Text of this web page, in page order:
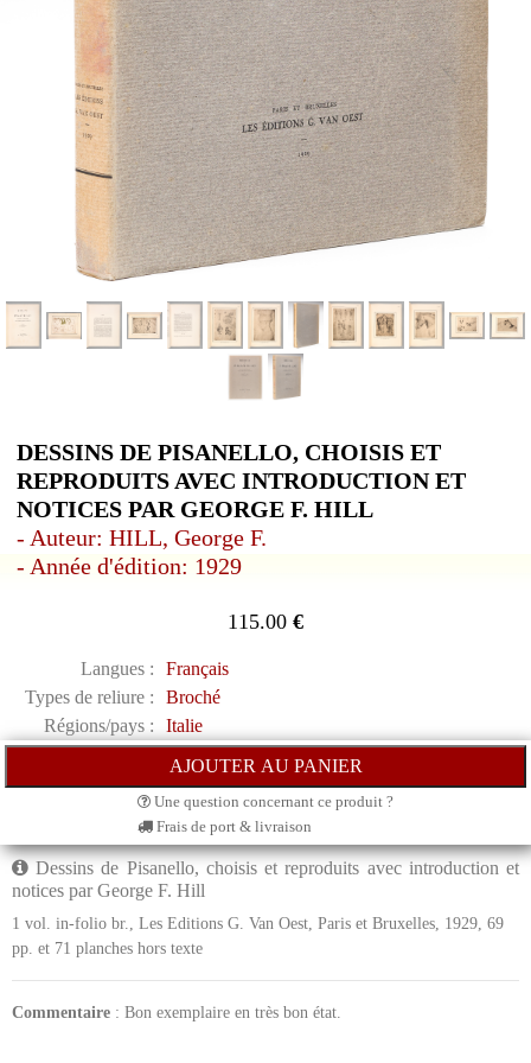
DESSINS DE PISANELLO, CHOISIS ET
REPRODUITS AVEC INTRODUCTION ET
NOTICES PAR GEORGE F. HILL
- Auteur: HILL, George F.
- Année d'édition: 1929
115.00 €
Langues :
Français
Types de reliure :
Broché
Régions/pays :
Italie
Une question concernant ce produit ?
Frais de port & livraison
Dessins de Pisanello, choisis et reproduits avec introduction et
notices par George F. Hill
1 vol. in-folio br., Les Editions G. Van Oest, Paris et Bruxelles, 1929, 69
pp. et 71 planches hors texte
Commentaire : Bon exemplaire en très bon état.